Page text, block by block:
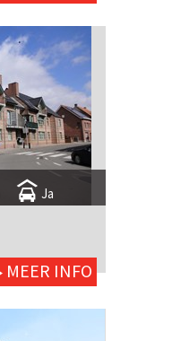
Ja
MEER INFO